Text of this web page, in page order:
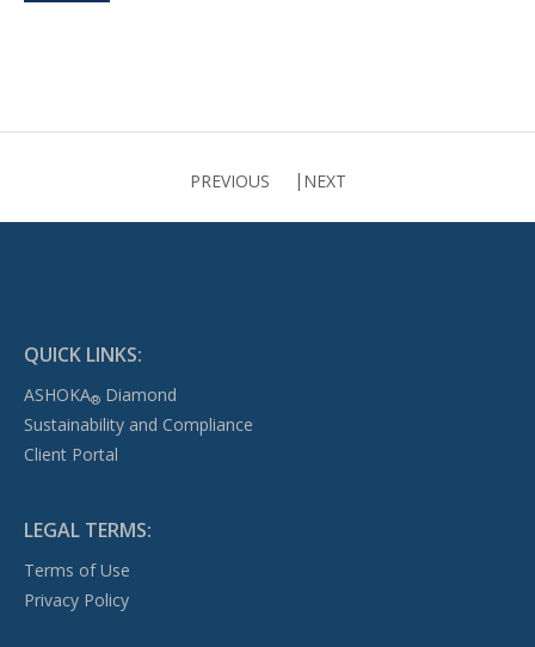
彩钻
手鐲
PREVIOUS NEXT
QUICK LINKS:
ASHOKA®Diamond
Sustainability and Compliance
Client Portal
LEGAL TERMS:
Terms of Use
Privacy Policy